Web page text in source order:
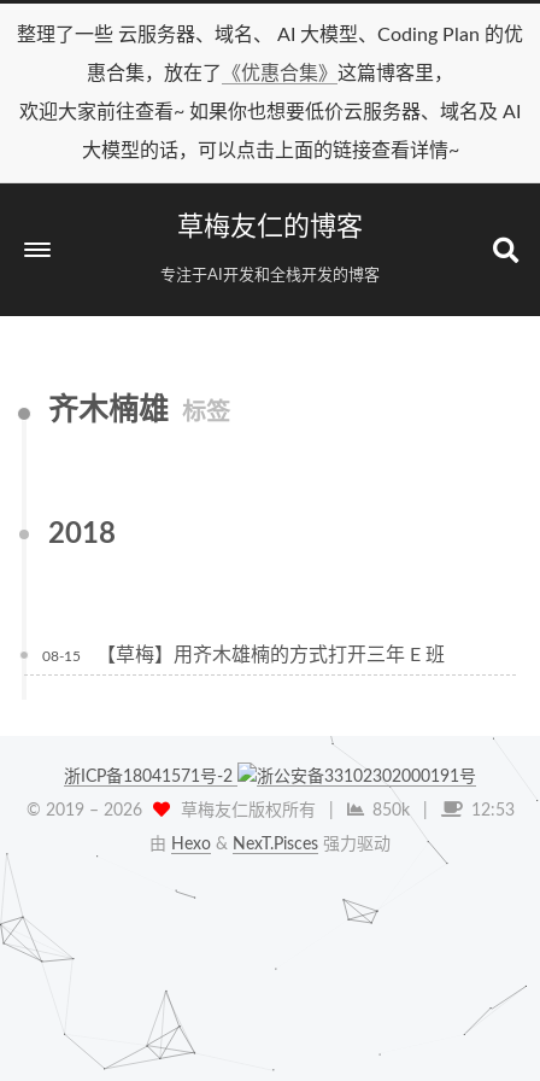
整理了一些 云服务器、域名、 AI 大模型、Coding Plan 的优
惠合集，放在了
《优惠合集》 这篇博客里，
欢迎大家前往查看~ 如果你也想要低价云服务器、域名及 AI
大模型的话，可以点击上面的链接查看详情~
草梅友仁的博客
专注于AI开发和全栈开发的博客
齐木楠雄 标签
2018
08-15 【草梅】用齐木雄楠的方式打开三年 E 班
浙ICP备18041571号-2
浙公安备33102302000191号
© 2019 – 2026 草梅友仁版权所有 850k
12:53
由 Hexo & NexT.Pisces 强力驱动